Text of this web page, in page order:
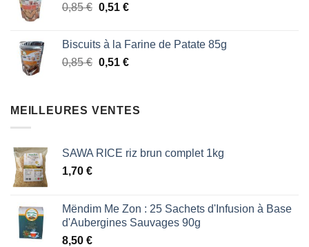
était : est :
0,85€ Le
était :
0,85 €.
0,51 €Le
est :
0,51 €.
Biscuits à la Farine de Patate 85g
0,85€ Le
était :
0,51 €Le
est :
MEILLEURES VENTES
SAWA RICE riz brun complet 1kg
1,70 €
Mëndim Me Zon : 25 Sachets d'Infusion à Base
d'Aubergines Sauvages 90g
8,50 €